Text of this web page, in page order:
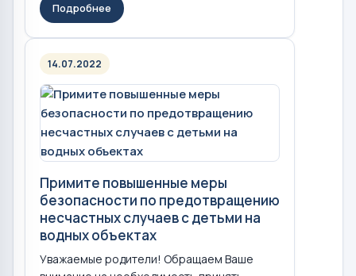
Подробнее
14.07.2022
Примите повышенные меры
безопасности по предотвращению
несчастных случаев с детьми на
водных объектах
Уважаемые родители! Обращаем Ваше